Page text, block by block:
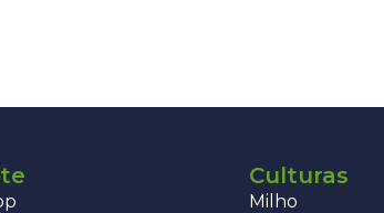
Culturas
Milho